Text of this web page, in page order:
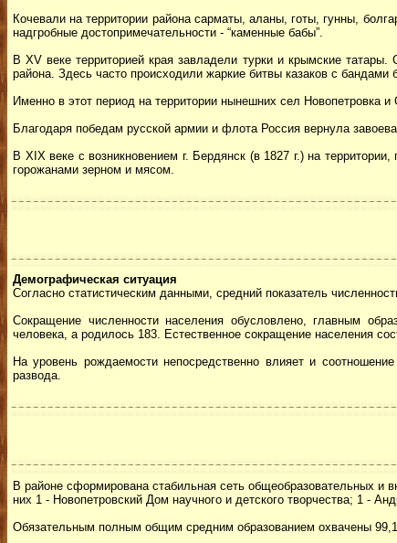
Кочевали на территории района сарматы, аланы, готы, гунны,
надгробные достопримечательности - “каменные бабы”.
В XV веке территорией края завладели турки и крымские
района. Здесь часто происходили жаркие битвы казаков с
Именно в этот период на территории нынешних сел Новопетровка
Благодаря победам русской армии и флота Россия вернула
В ХІХ веке с возникновением г. Бердянск (в 1827 г.) на
горожанами зерном и мясом.
Демографическая ситуация
Согласно статистическим данными, средний показатель
Сокращение численности населения обусловлено, главным
человека, а родилось 183. Естественное сокращение населения
На уровень рождаемости непосредственно влияет и
развода.
В районе сформирована стабильная сеть общеобразовательных и
них 1 - Новопетровский Дом научного и детского творчества; 1 -
Обязательным полным общим средним образованием охвачены